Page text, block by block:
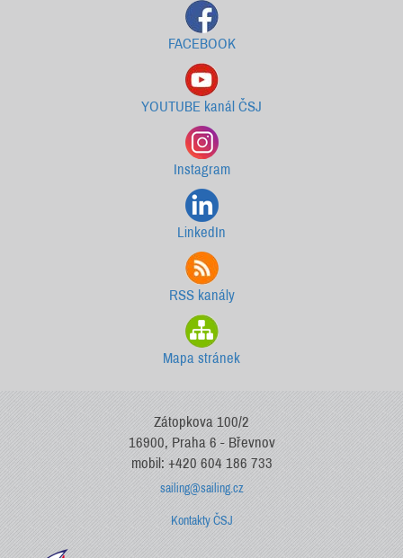
FACEBOOK
YOUTUBE kanál ČSJ
Instagram
LinkedIn
RSS kanály
Mapa stránek
Zátopkova 100/2
16900, Praha 6 - Břevnov
mobil: +420 604 186 733
sailing@sailing.cz
Kontakty ČSJ